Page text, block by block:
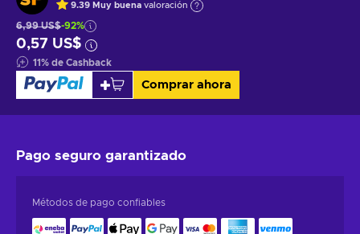
9.39 Muy buena valoración
6,99 US$-92%
0,57 US$
11% de Cashback
Comprar ahora
Pago seguro garantizado
Métodos de pago confiables